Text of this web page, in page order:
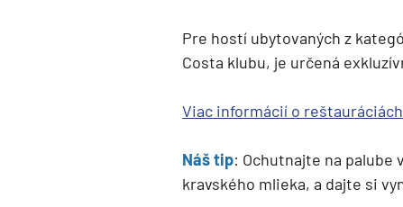
Karibik a Stredná
Bahamy
Bermudy
Kalifornia a Mexiko
Karibik a Stredná
Pre hostí ubytovaných z
Costa klubu, je určená
Viac informácií o
Náš tip: Ochutnajte na palube
kravského mlieka, a dajte si